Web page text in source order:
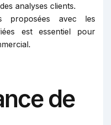
analyses clients.
proposées avec les
est essentiel pour
de